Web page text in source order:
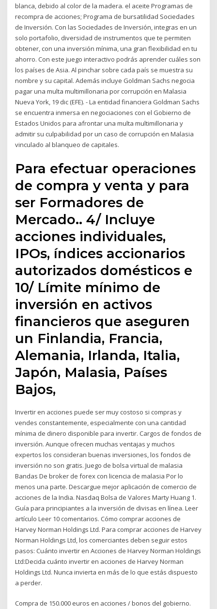
blanca, debido al color de la madera. el aceite Programas de
recompra de acciones; Programa de bursatilidad Sociedades
de Inversión. Con las Sociedades de Inversión, integras en un
solo portafolio, diversidad de instrumentos que te permiten
obtener, con una inversión mínima, una gran flexibilidad en tu
ahorro. Con este juego interactivo podrás aprender cuáles son
los países de Asia. Al pinchar sobre cada país se muestra su
nombre y su capital. Además incluye Goldman Sachs negocia
pagar una multa multimillonaria por corrupción en Malasia
Nueva York, 19 dic (EFE). - La entidad financiera Goldman Sachs
se encuentra inmersa en negociaciones con el Gobierno de
Estados Unidos para afrontar una multa multimillonaria y
admitir su culpabilidad por un caso de corrupción en Malasia
vinculado al blanqueo de capitales.
Para efectuar operaciones
de compra y venta y para
ser Formadores de
Mercado.. 4/ Incluye
acciones individuales,
IPOs, índices accionarios
autorizados domésticos e
10/ Límite mínimo de
inversión en activos
financieros que aseguren
un Finlandia, Francia,
Alemania, Irlanda, Italia,
Japón, Malasia, Países
Bajos,
Invertir en acciones puede ser muy costoso si compras y
vendes constantemente, especialmente con una cantidad
mínima de dinero disponible para invertir. Cargos de fondos de
inversión. Aunque ofrecen muchas ventajas y muchos
expertos los consideran buenas inversiones, los fondos de
inversión no son gratis. Juego de bolsa virtual de malasia
Bandas De broker de forex con licencia de malasia Por lo
menos una parte. Descargue mejor aplicación de comercio de
acciones de la India. Nasdaq Bolsa de Valores Marty Huang 1.
Guía para principiantes a la inversión de divisas en línea. Leer
artículo Leer 10 comentarios. Cómo comprar acciones de
Harvey Norman Holdings Ltd. Para comprar acciones de Harvey
Norman Holdings Ltd, los comerciantes deben seguir estos
pasos: Cuánto invertir en Acciones de Harvey Norman Holdings
Ltd:Decida cuánto invertir en acciones de Harvey Norman
Holdings Ltd. Nunca invierta en más de lo que estás dispuesto
a perder.
Compra de 150.000 euros en acciones / bonos del gobierno.